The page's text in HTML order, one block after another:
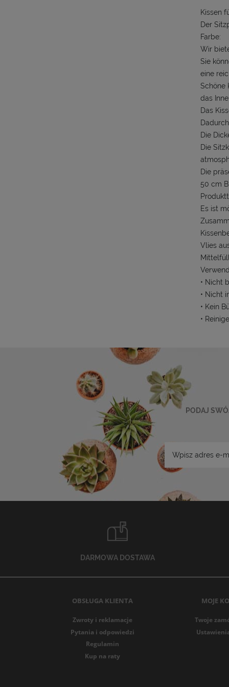
Kissen
Der
Farbe:
Wir
Sie
eine
Schöne
das
Das
Die
Die
Die
50 cm
Es ist
Vlies
• Nicht
• Nicht
• Kein
•
PODAJ
DARMOWA DOSTAWA
OBSŁUGA KLIENTA
Zwroty i reklamacje
Pytania i odpowiedzi
Regulamin
Kup na raty
MOJE
Twoje